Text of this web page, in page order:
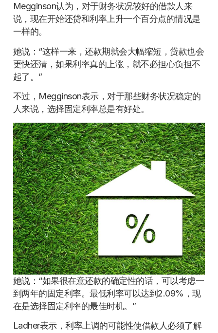
Megginson认为，对于财务状况较好的借款人来
说，现在开始还贷和利率上升一个百分点的情况是
一样的。
她说：“这样一来，还款期就会大幅缩短，贷款也会
更快还清，如果利率真的上涨，就不必担心负担不
起了。”
不过，Megginson表示，对于那些财务状况稳定的
人来说，选择固定利率总是有好处。
她说：“如果很在意还款的确定性的话，可以考虑一
到两年的固定利率。最低利率可以达到2.09%，现
在是选择固定利率的最佳时机。”
Ladher表示，利率上调的可能性使借款人必须了解